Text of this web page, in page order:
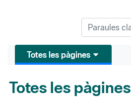
Totes les pàgines
Totes les pàgines